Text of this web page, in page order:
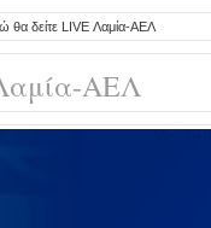
θα δείτε LIVE Λαμία-ΑΕΛ
ΑΕΛ